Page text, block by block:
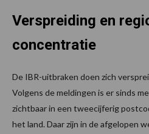
Verspreiding en
concentratie
De IBR-uitbraken doen zich
Volgens de meldingen is er sinds
zichtbaar in een tweecijferig
het land. Daar zijn in de afgelopen